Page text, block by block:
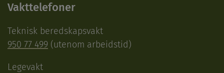
Vakttelefoner
Teknisk beredskapsvakt
950 77 499 (utenom arbeidstid)
Legevakt